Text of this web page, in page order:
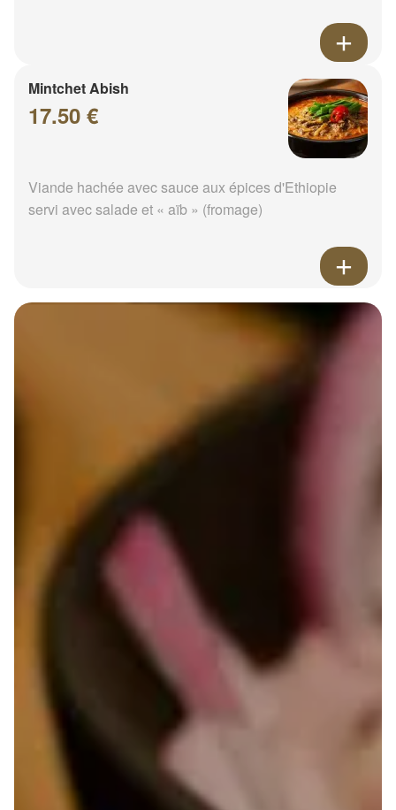
Mintchet Abish
17.50 €
Viande hachée avec sauce aux épices d'Ethiopie
servi avec salade et « aïb » (fromage)